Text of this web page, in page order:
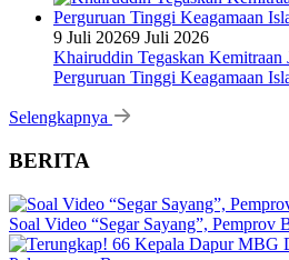
9 Juli 20269 Juli 2026
Khairuddin Tegaskan
Perguruan Tinggi Keagamaan
Selengkapnya
BERITA
Soal Video “Segar Sayang”, Pemprov